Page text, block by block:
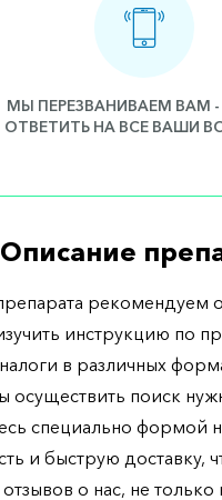
МЫ ПЕРЕЗВАНИВАЕМ ВАМ
ОТВЕТИТЬ НА ВСЕ ВАШИ
Описание
рекомендуем
инструкцию по
в различных
осуществить поиск
специально формой
и быструю доставку,
о нас, не только